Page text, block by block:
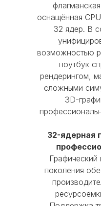
оснащённая
32 ядер. В
возможностью
ноутбук
рендерингом,
сложными
3D-
32-ядерная
Графический
поколения
Диагональ экрана
Тип накопителя
Тип разъема
Операционная
Процессор
Устройство должно
рабочем
существенных
и экрана, с
функциональными
следов от контакта
Перед сдачей
необходимо
вынуть сим-карту и
функцию «Найти
Отдайте устройство
Принесите свой
Watch или Mac в
магазинов:
MOBI-
MacBook